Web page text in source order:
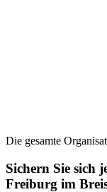
Die gesamte
Sichern Sie sich
Freiburg im